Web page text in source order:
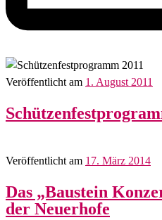
Veröffentlicht am 1. August 2011
Veröffentlicht am 17. März 2014
Das „Baustein
der Neuerhofe